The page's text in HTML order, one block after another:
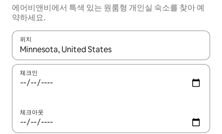
에어비앤비에서 특색 있는 원룸형 개인실 숙소를 찾아 예
약하세요.
위치
결과가 나오면 위·아래 화살표 키를 사용하거나 터치 또는 스와이
체크인
체크아웃